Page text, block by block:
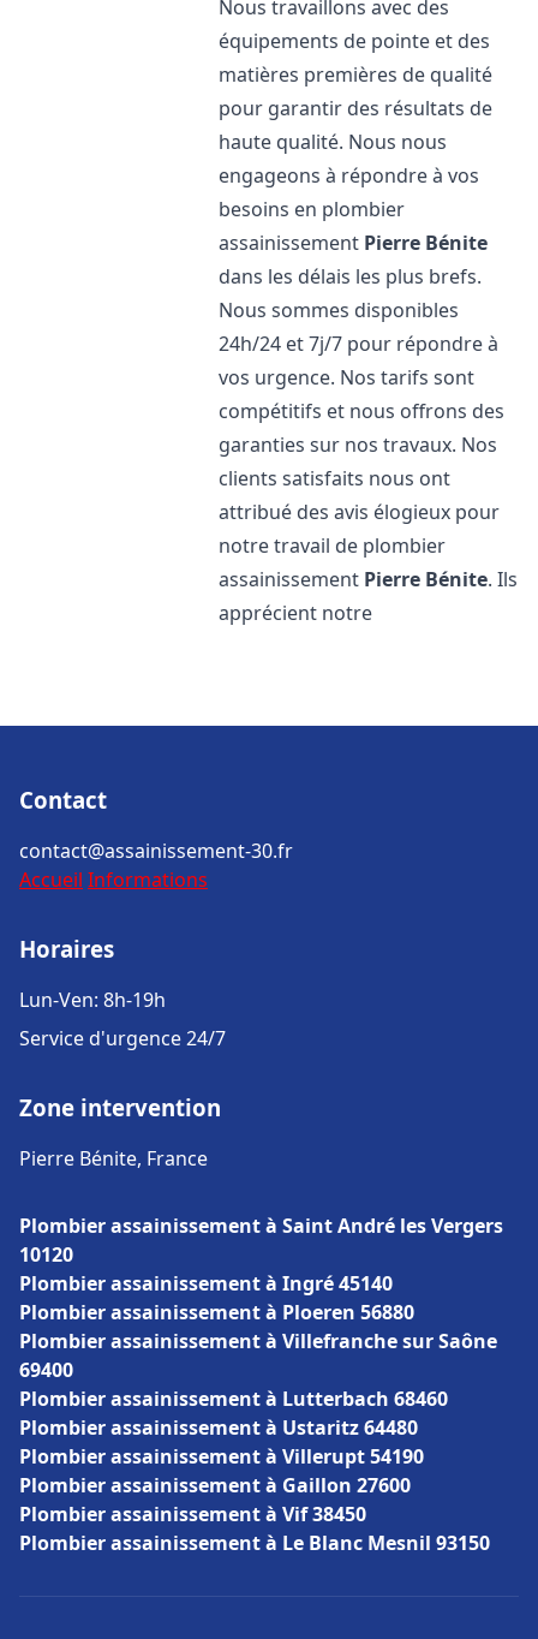
Nous travaillons avec des
équipements de pointe et des
matières premières de qualité
pour garantir des résultats de
haute qualité. Nous nous
engageons à répondre à vos
besoins en plombier
assainissement Pierre Bénite
dans les délais les plus brefs.
Nous sommes disponibles
24h/24 et 7j/7 pour répondre à
vos urgence. Nos tarifs sont
compétitifs et nous offrons des
garanties sur nos travaux. Nos
clients satisfaits nous ont
attribué des avis élogieux pour
notre travail de plombier
assainissement Pierre Bénite. Ils
apprécient notre
Contact
contact@assainissement-30.fr
Accueil Informations
Horaires
Lun-Ven: 8h-19h
Service d'urgence 24/7
Zone intervention
Pierre Bénite, France
Plombier assainissement à Saint André les Vergers
10120
Plombier assainissement à Ingré 45140
Plombier assainissement à Ploeren 56880
Plombier assainissement à Villefranche sur Saône
69400
Plombier assainissement à Lutterbach 68460
Plombier assainissement à Ustaritz 64480
Plombier assainissement à Villerupt 54190
Plombier assainissement à Gaillon 27600
Plombier assainissement à Vif 38450
Plombier assainissement à Le Blanc Mesnil 93150